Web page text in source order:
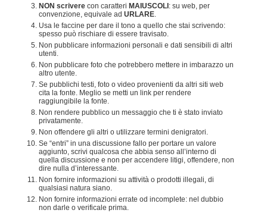
NON scrivere con caratteri MAIUSCOLI : su web, per
convenzione, equivale ad URLARE.
Usa le faccine per dare il tono a quello che stai scrivendo:
spesso può rischiare di essere travisato.
Non pubblicare informazioni personali e dati sensibili di altri
utenti.
Non pubblicare foto che potrebbero mettere in imbarazzo un
altro utente.
Se pubblichi testi, foto o video provenienti da altri siti web
cita la fonte. Meglio se metti un link per rendere
raggiungibile la fonte.
Non rendere pubblico un messaggio che ti è stato inviato
privatamente.
Non offendere gli altri o utilizzare termini denigratori.
Se “entri” in una discussione fallo per portare un valore
aggiunto, scrivi qualcosa che abbia senso all’interno di
quella discussione e non per accendere litigi, offendere, non
dire nulla d’interessante.
Non fornire informazioni su attività o prodotti illegali, di
qualsiasi natura siano.
Non fornire informazioni errate od incomplete: nel dubbio
non darle o verificale prima.